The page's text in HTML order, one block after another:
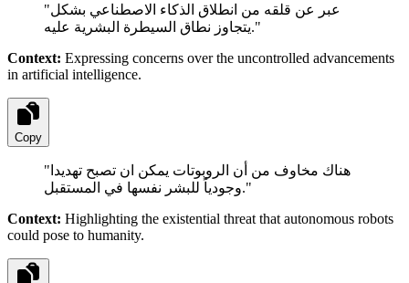
"عبر عن قلقه من انطلاق الذكاء الاصطناعي بشكل
يتجاوز نطاق السيطرة البشرية عليه."
Context: Expressing concerns over the uncontrolled advancements
in artificial intelligence.
Copy
" هناك مخاوف من أن الروبوتات يمكن ان تصبح تهديدا
وجودياً للبشر نفسها في المستقبل."
Context: Highlighting the existential threat that autonomous robots
could pose to humanity.